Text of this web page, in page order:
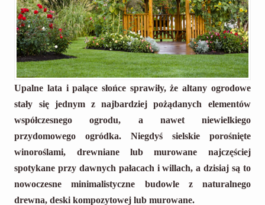
Upalne lata i palące słońce sprawiły, że altany ogrodowe
stały się jednym z najbardziej pożądanych elementów
współczesnego ogrodu, a nawet niewielkiego
przydomowego ogródka. Niegdyś sielskie porośnięte
winoroślami, drewniane lub murowane najczęściej
spotykane przy dawnych pałacach i willach, a dzisiaj są to
nowoczesne minimalistyczne budowle z naturalnego
drewna, deski kompozytowej lub murowane.